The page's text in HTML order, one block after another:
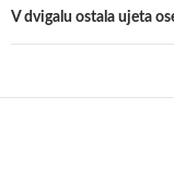
V dvigalu ostala ujeta